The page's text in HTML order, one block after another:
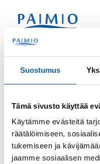
Suostumus
Tämä sivusto käyttää
Käytämme evästeitä
räätälöimiseen,
tukemiseen ja
jaamme sosiaalisen
Sökord